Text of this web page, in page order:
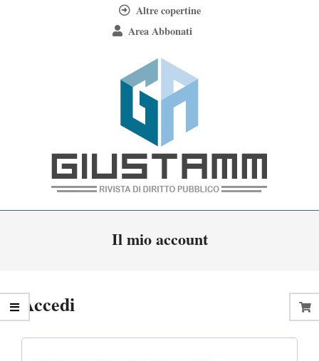
Altre copertine
Area Abbonati
Giustamm
Il mio account
Accedi